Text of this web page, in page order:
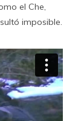
el Che,
imposible.